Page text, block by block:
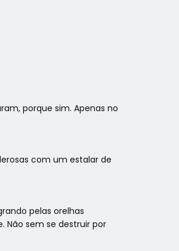
porque sim. Apenas no
com um estalar de
pelas orelhas
Não sem se destruir por